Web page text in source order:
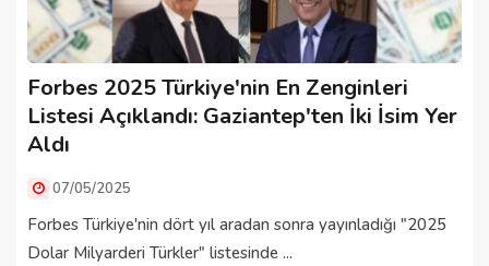
Forbes 2025 Türkiye'nin En Zenginleri
Listesi Açıklandı: Gaziantep'ten İki İsim Yer
Aldı
07/05/2025
Forbes Türkiye'nin dört yıl aradan sonra yayınladığı "2025
Dolar Milyarderi Türkler" listesinde ...